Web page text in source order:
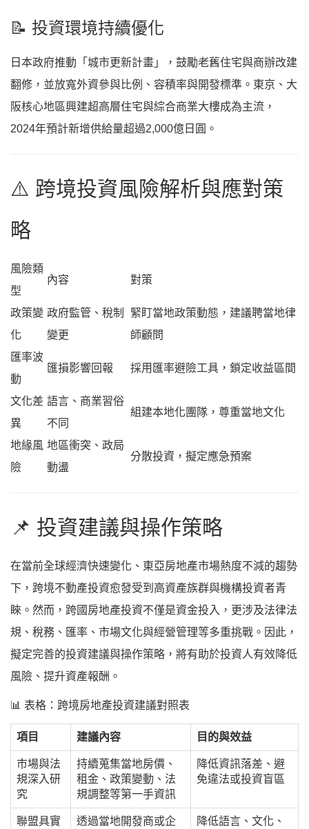
📝 投資環境持續優化
日本政府推動「城市更新計畫」，鼓勵老舊住宅與商辦改建
翻修，並放寬外資參與比例、容積率與開發標準。東京、大
阪核心地區興建超高層住宅與綜合商業大樓成為主流，
2024年預計新增供給量超過2,000億日圓。
⚠️ 跨境投資風險解析與應對策
略
風險類
型
內容 對策
政策變
化
政府監管、稅制
變更
緊盯當地政策動態，建議聘當地律
師顧問
匯率波
動
匯損影響回報 採用匯率避險工具，鎖定收益區間
文化差
異
語言、商業習俗
不同
組建本地化團隊，尊重當地文化
地緣風
險
地區衝突、政局
動盪
分散投資，擬定應急預案
📌 投資建議與操作策略
在當前全球經濟快速變化、東亞房地產市場熱度不減的趨勢
下，跨境不動產投資愈發受到高資產族群與機構投資者青
睞。然而，跨國房地產投資不僅是資金投入，更涉及法律法
規、稅務、匯率、市場文化與經營管理等多重挑戰。因此，
擬定完善的投資建議與操作策略，將有助於投資人有效降低
風險、提升資產報酬。
📊 表格：跨境房地產投資建議對照表
項目 建議內容 目的與效益
市場與法
規深入研
究
持續蒐集當地房價、
租金、政策變動、法
規調整等第一手資訊
降低資訊落差、避
免違法或投資盲區
聯盟具實 透過當地開發商或企 降低語言、文化、